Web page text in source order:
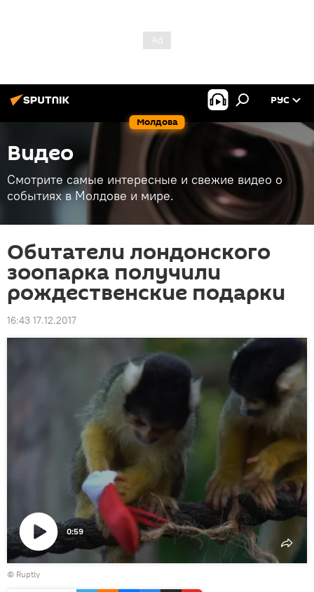
Молдова
РУС
Видео
Смотрите самые интересные и свежие видео о
событиях в Молдове и мире.
Обитатели лондонского
зоопарка получили
рождественские подарки
16:43 17.12.2017
Воспроизвести
видео
0:59
© Ruptly